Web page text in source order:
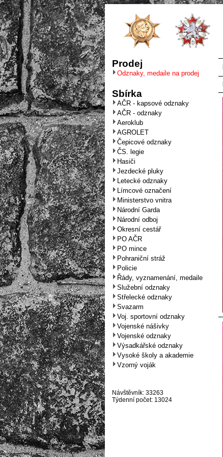
Prodej
Odznaky, medaile na prodej
Sbírka
AČR - kapsové odznaky
AČR - odznaky
Aeroklub
AGROLET
Čepicové odznaky
ČS. legie
Hasiči
Jezdecké pluky
Letecké odznaky
Límcové označení
Ministerstvo vnitra
Národní Garda
Národní odboj
Okresní cestář
PO AČR
PO mince
Pohraniční stráž
Policie
Řády, vyznamenání, medaile
Služební odznaky
Střelecké odznaky
Svazarm
Voj. sportovní odznaky
Vojenské nášivky
Vojenské odznaky
Výsadkářské odznaky
Vysoké školy a akademie
Vzorný voják
Návštěvník: 33263
Týdenní počet: 13024